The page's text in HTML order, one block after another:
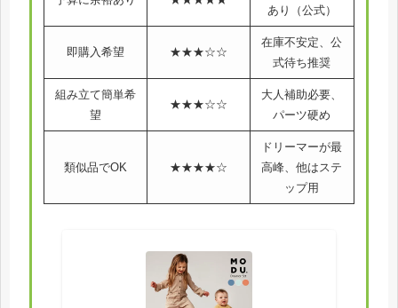
あり（公式）
即購入希望 ★★★☆☆
在庫不安定、公
式待ち推奨
組み立て簡単希
望
★★★☆☆
大人補助必要、
パーツ硬め
類似品でOK ★★★★☆
ドリーマーが最
高峰、他はステ
ップ用